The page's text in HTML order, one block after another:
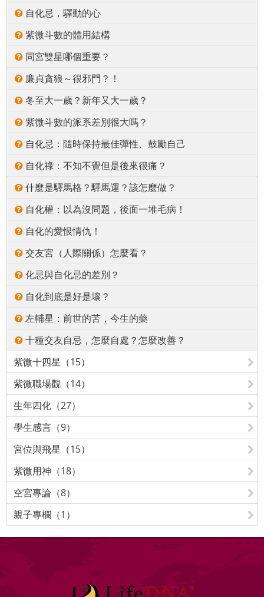
自化忌，驛動的心
紫微斗數的體用結構
同宮雙星哪個重要？
廉貞貪狼～很邪門？！
冬至大一歲？新年又大一歲？
紫微斗數的派系差別很大嗎？
自化忌：隨時保持最佳彈性、鼓勵自己
自化祿：不知不覺但是後來很痛？
什麼是驛馬格？驛馬運？該怎麼做？
自化權：以為沒問題，後面一堆毛病！
自化的愛恨情仇！
交友宮（人際關係）怎麼看？
化忌與自化忌的差別？
自化到底是好是壞？
左輔星：前世的苦，今生的藥
十種交友自忌，怎麼自處？怎麼改善？
紫微十四星（15）
紫微職場觀（14）
生年四化（27）
學生感言（9）
宮位與飛星（15）
紫微用神（18）
空宮專論（8）
親子專欄（1）